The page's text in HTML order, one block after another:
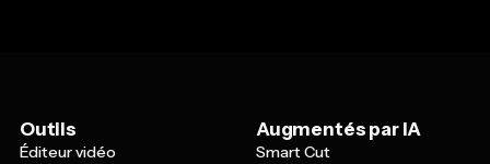
Outils
Éditeur vidéo
Augmentés par IA
Smart Cut